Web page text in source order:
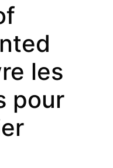
les
pour